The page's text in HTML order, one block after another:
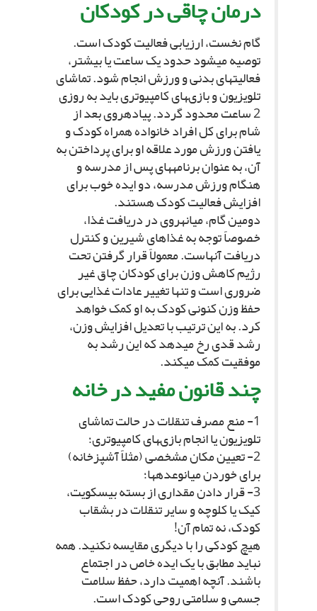
درمان چاقى در کودکان‏
گام نخست، ارزیابى فعالیت کودک است.
توصیه مى‏شود حدود یک ساعت یا بیشتر،
فعالیت‏هاى بدنى و ورزش انجام شود. تماشاى
تلویزیون و بازى‏هاى کامپیوترى باید به روزى
2 ساعت محدود گردد. پیاده‏روى بعد از
شام براى کل افراد خانواده همراه کودک و
یافتن ورزش مورد علاقه او براى پرداختن به
آن، به عنوان برنامه‏هاى پس از مدرسه و
هنگام ورزش مدرسه، دو ایده خوب براى
افزایش فعالیت کودک هستند.
دومین گام، میانه‏روى در دریافت غذا،
خصوصاً توجه به غذاهاى شیرین و کنترل
دریافت آنهاست. معمولاً قرار گرفتن تحت
رژیم کاهش وزن براى کودکان چاق غیر
ضرورى است و تنها تغییر عادات غذایى براى
حفظ وزن کنونى کودک به او کمک خواهد
کرد. به این ترتیب با تعدیل افزایش وزن،
رشد قدى رخ مى‏دهد که این رشد به
موفقیت کمک مى‏کند.
چند قانون مفید در خانه‏
1- منع مصرف تنقلات در حالت تماشاى
تلویزیون یا انجام بازى‏هاى کامپیوترى؛
2- تعیین مکان مشخصى (مثلاً آشپزخانه)
براى خوردن میان‏وعده‏ها؛
3- قرار دادن مقدارى از بسته بیسکویت،
کیک یا کلوچه و سایر تنقلات در بشقاب
کودک، نه تمام آن!
هیچ کودکى را با دیگرى مقایسه نکنید. همه
نباید مطابق با یک ایده خاص در اجتماع
باشند. آنچه اهمیت دارد، حفظ سلامت
جسمى و سلامتى روحى کودک است.